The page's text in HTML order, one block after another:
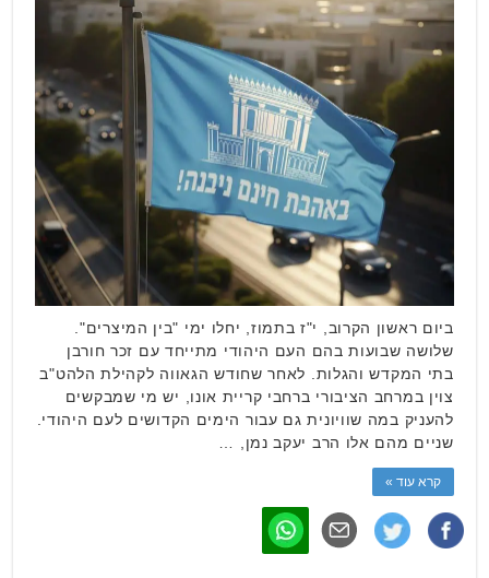
ביום ראשון הקרוב, י"ז בתמוז, יחלו ימי "בין המיצרים".
שלושה שבועות בהם העם היהודי מתייחד עם זכר חורבן
בתי המקדש והגלות. לאחר שחודש הגאווה לקהילת הלהט"ב
צוין במרחב הציבורי ברחבי קריית אונו, יש מי שמבקשים
להעניק במה שוויונית גם עבור הימים הקדושים לעם היהודי.
שניים מהם אלו הרב יעקב נמן, …
קרא עוד »